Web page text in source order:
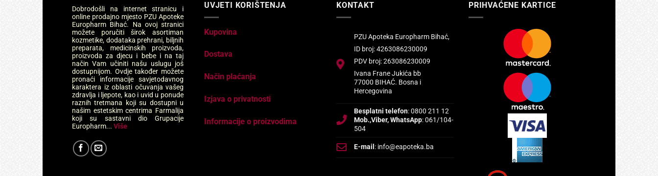
Dobrodošli na internet stranicu i
online prodajno mjesto PZU Apoteke
Europharm Bihać. Na ovoj stranici
možete poručiti širok asortiman
kozmetike, dodataka prehrani, biljnih
preparata, medicinskih proizvoda,
proizvoda za djecu i bebe i na taj
način Vam učiniti našu uslugu još
dostupnijom. Ovdje također možete
pronaći informacije savjetodavnog
karaktera iz oblasti očuvanja vašeg
zdravlja i ljepote, kao i uvid u ponude
raznih tretmana koji su dostupni u
našim estetskim centrima Farmalija
koji su sastavni dio Grupacije
Europharm... Više
UVJETI KORIŠTENJA
Kupovina
Dostava
Način plaćanja
Izjava o privatnosti
Informacije o proizvodima
KONTAKT
PZU Apoteka Europharm Bihać,
ID broj: 4263086230009
PDV broj: 263086230009
Ivana Frane Jukića bb
77000 BIHAĆ. Bosna i
Hercegovina
Besplatni telefon: 0800 211 12
Mob.,Viber, WhatsApp: 061/104-
504
E-mail : info@eapoteka.ba
PRIHVAĆENE KARTICE